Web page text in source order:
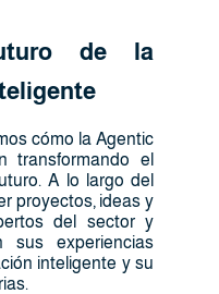
de la
cómo la Agentic
transformando el
A lo largo del
proyectos, ideas y
del sector y
sus experiencias
inteligente y su